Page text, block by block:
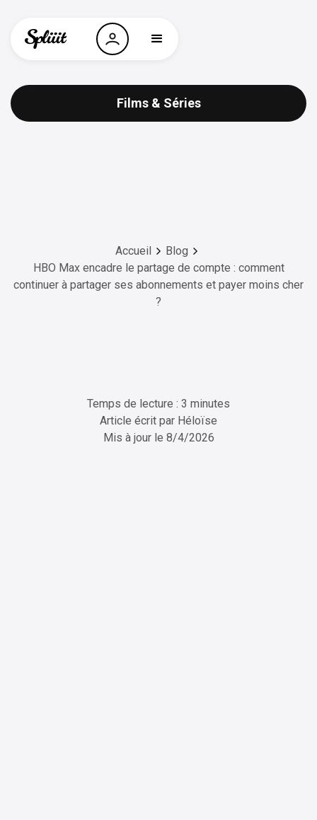
Films & Séries
Accueil
Blog
HBO Max encadre le partage de compte : comment
continuer à partager ses abonnements et payer moins cher
?
Temps de lecture : 3 minutes
Article écrit par Héloïse
Mis à jour le 8/4/2026